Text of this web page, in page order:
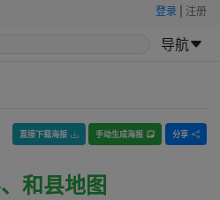
登录 注册
导航
直接下载海报 手动生成海报 分享
和县地图